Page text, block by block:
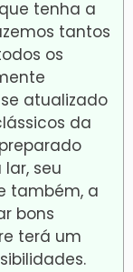
tenha a
tantos
os
atualizado
da
seu
também, a
bons
terá um